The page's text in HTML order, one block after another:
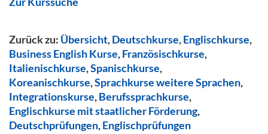
Zurück zu: Übersicht,Deutschkurse,Englischkurse,
Business English Kurse,Französischkurse,
Italienischkurse,Spanischkurse,
Koreanischkurse,Sprachkurse weitere Sprachen,
Integrationskurse,Berufssprachkurse,
Englischkurse mit staatlicher Förderung,
Deutschprüfungen,Englischprüfungen